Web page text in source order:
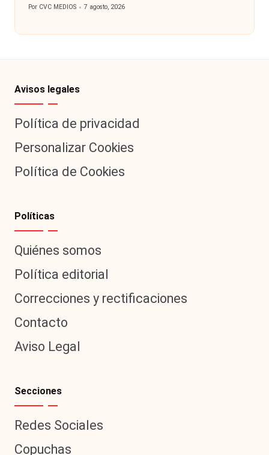
Publicado
Por CVC MEDIOS 7 agosto, 2026
Avisos legales
Política de privacidad
Personalizar Cookies
Política de Cookies
Políticas
Quiénes somos
Política editorial
Correcciones y rectificaciones
Contacto
Aviso Legal
Secciones
Redes Sociales
Copuchas